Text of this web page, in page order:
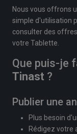
Nous vous offrons
simple d'utilisation
consulter des
votre Tablette.
Que puis-je
Tinast ?
Publier une
Plus besoin
Rédigez votre